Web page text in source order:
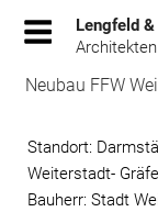
Inhalt
springen
Lengfeld
Neubau FFW
Standort:
Weiterstadt-
Bauherr: Stadt